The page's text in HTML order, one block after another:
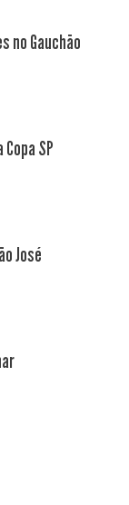
no Gauchão
SP
José